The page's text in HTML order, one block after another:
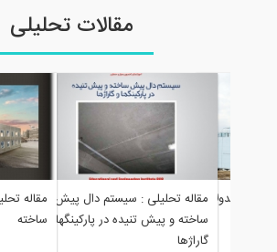
مقالات تحلیلی
ساز مدولار مقاله تحلیلی : سیستم دال پیش
ساخته و پیش تنیده در پارکینگها و
گاراژها
مقاله
ساخته